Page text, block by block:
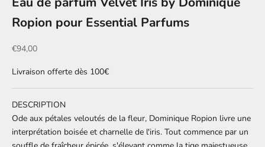
Ropion pour Essential Parfums
Prix de vente
€94,00
Livraison offerte dès 100€
DESCRIPTION
Ode aux pétales veloutés de la fleur, Dominique Ropion livre une
interprétation boisée et charnelle de l'iris. Tout commence par un